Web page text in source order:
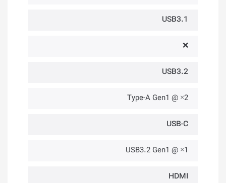
USB3.1
❌
USB3.2
2× @ Type-A Gen1
USB-C
1× @ USB3.2 Gen1
HDMI